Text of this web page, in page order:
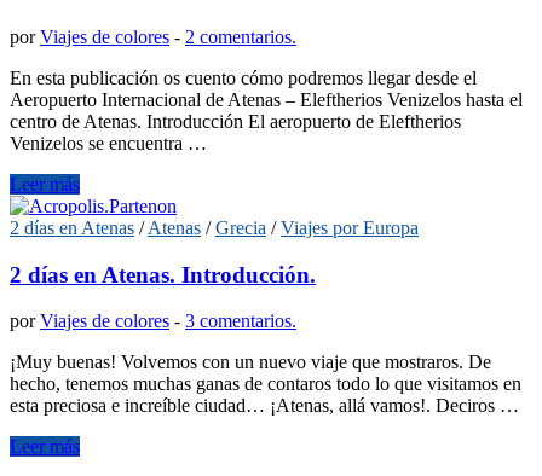
porViajes de colores - 2 comentarios.
En esta publicación os cuento cómo podremos llegar desde el
Aeropuerto Internacional de Atenas – Eleftherios Venizelos hasta el
centro de Atenas. Introducción El aeropuerto de Eleftherios
Venizelos se encuentra …
Leer más
2 días en Atenas /Atenas /Grecia /Viajes por Europa
2 días en Atenas. Introducción.
porViajes de colores - 3 comentarios.
¡Muy buenas! Volvemos con un nuevo viaje que mostraros. De
hecho, tenemos muchas ganas de contaros todo lo que visitamos en
esta preciosa e increíble ciudad… ¡Atenas, allá vamos!. Deciros …
Leer más